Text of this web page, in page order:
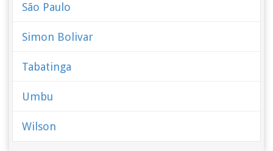
São Paulo
Simon Bolivar
Tabatinga
Umbu
Wilson